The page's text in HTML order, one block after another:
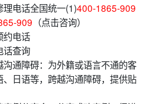
电话全国统一(1)400-1865-909
909 （点击咨询）
约电话
话查询
通障碍：为外籍或语言不通的客
日语等，跨越沟通障碍，提供贴